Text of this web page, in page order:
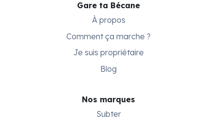
Gare ta Bécane
À propos
Comment ça marche ?
Je suis propriétaire
Blog
Nos marques
Subter